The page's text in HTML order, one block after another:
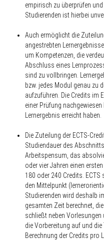
empirisch zu überprüfen
Studierenden ist hierbei
Auch ermöglicht die
angestrebten
um Kompetenzen, die
Abschluss eines
sind zu vollbringen.
bzw. jedes Modul genau zu
aufzuführen. Die Credits im
einer Prüfung
Lernergebnis erreicht haben.
Die Zuteilung der ECTS-
Studiendauer des
Arbeitspensum, das
oder vier Jahren einen
180 oder 240 Credits.
den Mittelpunkt
Studierenden wird deshalb
gesamten Zeit berechnet,
schließt neben
die Vorbereitung auf und
Berechnung der Credits pro